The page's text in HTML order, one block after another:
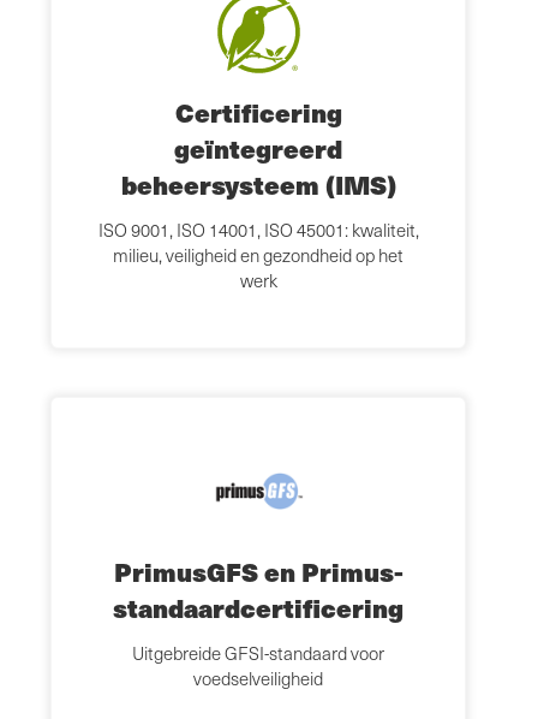
Certificering
geïntegreerd
beheersysteem (IMS)
ISO 9001, ISO 14001, ISO 45001: kwaliteit,
milieu, veiligheid en gezondheid op het
werk
PrimusGFS en Primus-
standaardcertificering
Uitgebreide GFSI-standaard voor
voedselveiligheid